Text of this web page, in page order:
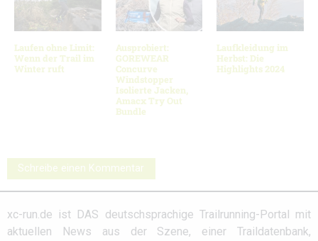
Laufen ohne Limit:
Wenn der Trail im
Winter ruft
Ausprobiert:
GOREWEAR
Concurve
Windstopper
Isolierte Jacken,
Amacx Try Out
Bundle
Laufkleidung im
Herbst: Die
Highlights 2024
Schreibe einen Kommentar
xc-run.de ist DAS deutschsprachige Trailrunning-Portal mit
aktuellen News aus der Szene, einer Traildatenbank,